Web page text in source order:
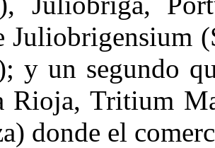
Juliobrigensium
y un segundo
Rioja, Tritium
donde el